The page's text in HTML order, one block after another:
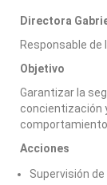
Directora
Responsable
Objetivo
Garantizar la
concientización
comportamiento
Acciones
Supervisión